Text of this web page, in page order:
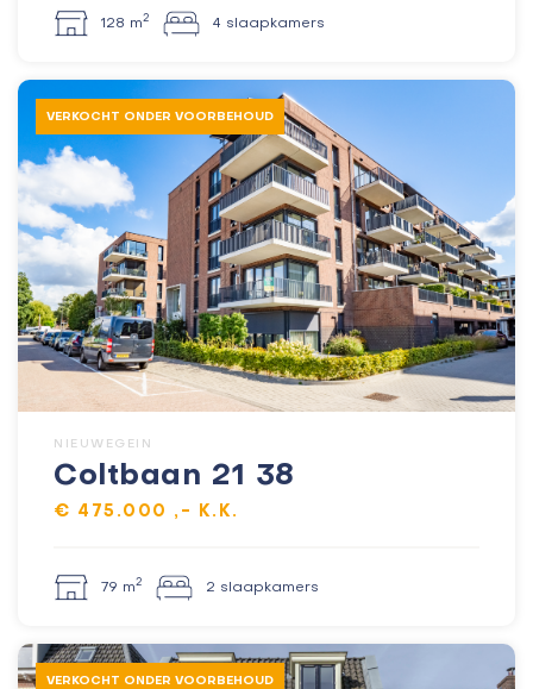
128 m2 4 slaapkamers
VERKOCHT ONDER VOORBEHOUD
NIEUWEGEIN
Coltbaan 21 38
€ 475.000 ,- K.K.
79 m2 2 slaapkamers
VERKOCHT ONDER VOORBEHOUD